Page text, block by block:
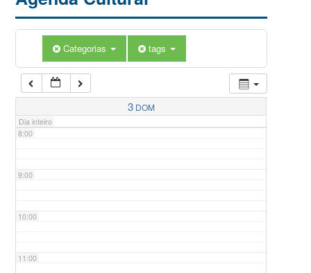
Categorias tags
3 DOM
Dia inteiro
5:00
7:00
8:00
9:00
10:00
11:00